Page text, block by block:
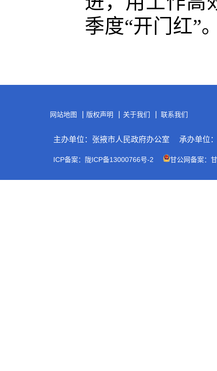
季度“开门红”
网站地图 版权声明 关于我们 联系我们
主办单位：张掖市人民政府办公室 承办单位
ICP备案：陇ICP备13000766号-2 甘公网备案：